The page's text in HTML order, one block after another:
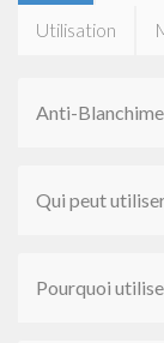
Utilisation
Anti-
Qui peut
Pourquoi